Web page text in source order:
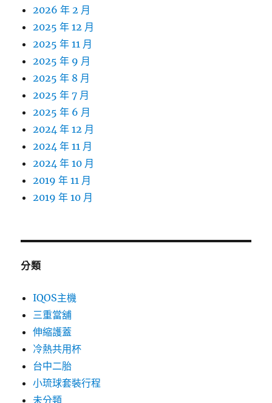
2026 年 2 月
2025 年 12 月
2025 年 11 月
2025 年 9 月
2025 年 8 月
2025 年 7 月
2025 年 6 月
2024 年 12 月
2024 年 11 月
2024 年 10 月
2019 年 11 月
2019 年 10 月
分類
IQOS主機
三重當舖
伸縮護蓋
冷熱共用杯
台中二胎
小琉球套裝行程
未分類